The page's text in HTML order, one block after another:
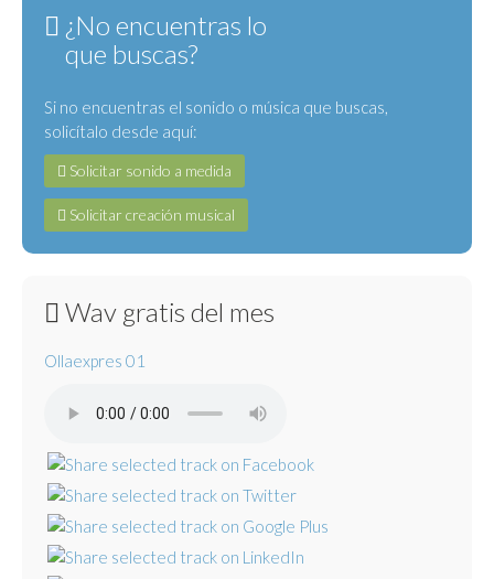
¿No encuentras lo
que buscas?
Si no encuentras el sonido o música que buscas,
solicítalo desde aquí:
Solicitar sonido a medida
Solicitar creación musical
Wav gratis del mes
Ollaexpres 01